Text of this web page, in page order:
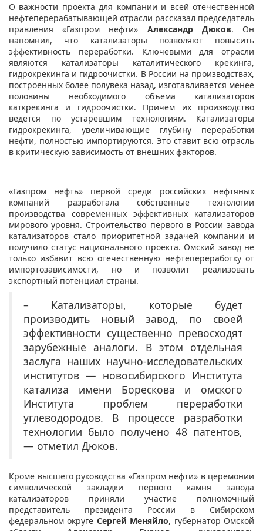
О важности проекта для компании и всей отечественной
нефтеперерабатывающей отрасли рассказал председатель
правления «Газпром нефти» Александр Дюков. Он
напомнил, что катализаторы позволяют повысить
эффективность переработки. Ключевыми для отрасли
являются катализаторы каталитического крекинга,
гидрокрекинга и гидроочистки. В России на производствах,
построенных более полувека назад, изготавливается менее
половины необходимого объема катализаторов
каткрекинга и гидроочистки. Причем их производство
ведется по устаревшим технологиям. Катализаторы
гидрокрекинга, увеличивающие глубину переработки
нефти, полностью импортируются. Это ставит всю отрасль
в критическую зависимость от внешних факторов.
«Газпром нефть» первой среди российских нефтяных
компаний разработала собственные технологии
производства современных эффективных катализаторов
мирового уровня. Строительство первого в России завода
катализаторов стало приоритетной задачей компании и
получило статус национального проекта. Омский завод не
только избавит всю отечественную нефтепереработку от
импортозависимости, но и позволит реализовать
экспортный потенциал страны.
– Катализаторы, которые будет
производить новый завод, по своей
эффективности существенно превосходят
зарубежные аналоги. В этом отдельная
заслуга наших научно-исследовательских
институтов — новосибирского Института
катализа имени Борескова и омского
Института проблем переработки
углеводородов. В процессе разработки
технологии было получено 48 патентов,
— отметил Дюков.
Кроме высшего руководства «Газпром нефти» в церемонии
символической закладки первого камня завода
катализаторов приняли участие полномочный
представитель президента России в Сибирском
федеральном округе Сергей Меняйло, губернатор Омской